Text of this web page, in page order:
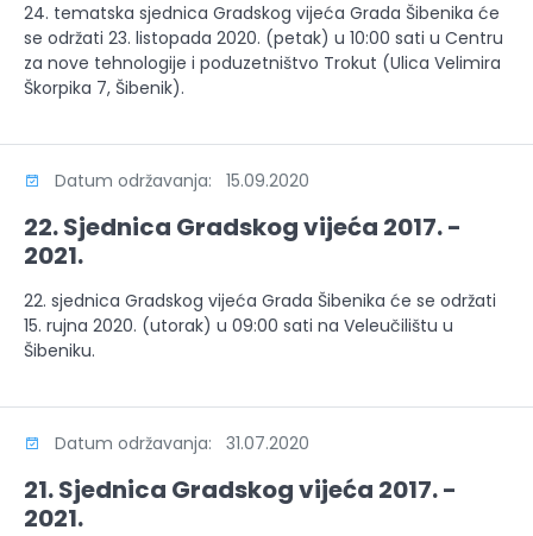
24. tematska sjednica Gradskog vijeća Grada Šibenika će
se održati 23. listopada 2020. (petak) u 10:00 sati u Centru
za nove tehnologije i poduzetništvo Trokut (Ulica Velimira
Škorpika 7, Šibenik).
Datum održavanja: 15.09.2020
22. Sjednica Gradskog vijeća 2017. -
2021.
22. sjednica Gradskog vijeća Grada Šibenika će se održati
15. rujna 2020. (utorak) u 09:00 sati na Veleučilištu u
Šibeniku.
Datum održavanja: 31.07.2020
21. Sjednica Gradskog vijeća 2017. -
2021.